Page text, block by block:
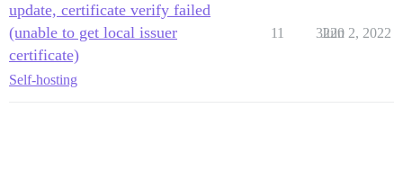
update, certificate verify failed
(unable to get local issuer
certificate)
Self-hosting
11 3220
Juin 2, 2022